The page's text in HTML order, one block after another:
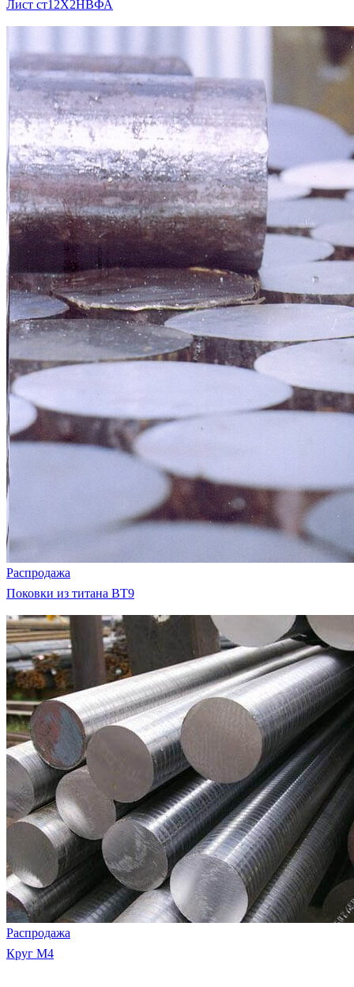
Лист ст12Х2НВФА
Распродажа
Поковки из титана ВТ9
Распродажа
Круг М4